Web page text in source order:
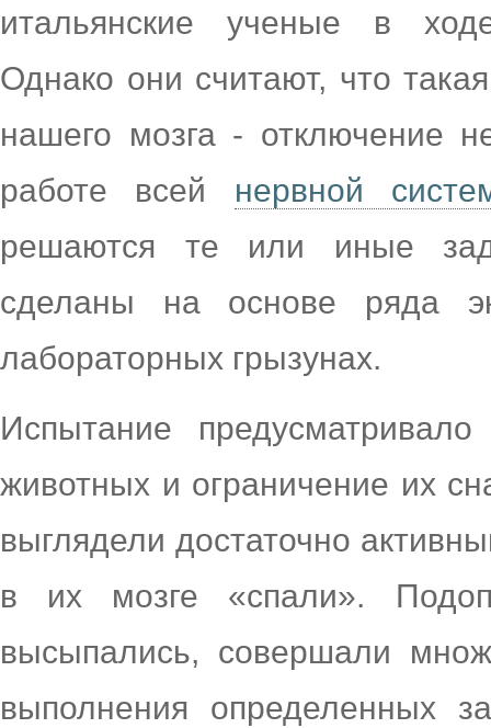
итальянские ученые в
Однако они считают, что
нашего мозга - отключение
работе всей нервной
решаются те или иные
сделаны на основе ряда
лабораторных грызунах.
Испытание
животных и ограничение их
выглядели достаточно
в их мозге «спали».
высыпались, совершали
выполнения определенных